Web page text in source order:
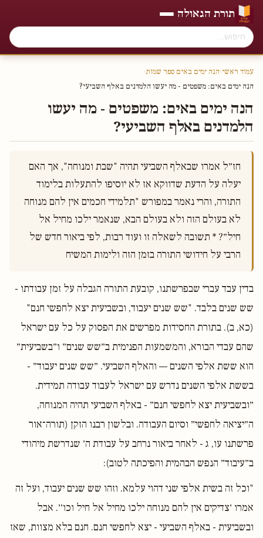
תורת הגאולה
עמוד ראשי›הנה ימים באים ספר שמות›
הנה ימים באים׃ משפטים - מה יעשו הלמדנים באלף השביעי?
הנה ימים באים׃ משפטים - מה יעשו
הלמדנים באלף השביעי?
הרבי על חידושי התורה בזמן הזה ולימות המשיח
בדין עבד עברי שבפרשתנו, קובעת התורה הגבלה על זמן עבודתו -
שש שנים בלבד. "שש שנים יעבוד, ובשביעית יצא לחפשי חנם"
(כא, ב). בתורת החסידות מפרשים את הפסוק על כל עם ישראל
שהם עבדי הבורא, והמשמעות הפנימית ב״שש שנים״ ו״בשביעית״
הוא ששת אלפי השנים — והאלף השביעי. ״שש שנים יעבוד״ -
בששת אלפי השנים נדרש עם ישראל לעבוד עבודה תמידית.
״ובשביעית יצא לחפשי חנם״ - באלף השביעי תהיה המנוחה,
ה״יציאה לחפשי״ וסיום העבודה. ובלשון רבנו הזקן (תורה־אור
פרשתנו עו, ג - לאחר ביאור נרחב על עבודת ה׳ שנדרשת מיהודי
ב״עיבוד״ הנפש הבהמית והפיכתה לטוב):
"וכל זה בשית אלפי שני דהוי עלמא. וזהו שש שנים יעבוד, ועל זה
אמרו ׳צדיקים אין להם מנוחה ילכו מחיל אל חיל וכו׳׳. אבל
ובשביעית - באלף השביעי - יצא לחפשי חנם. חנם בלא מצוות, שאז